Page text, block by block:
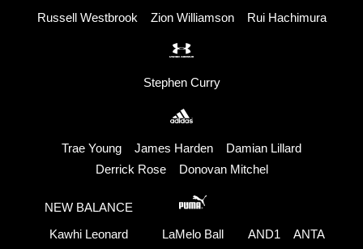
Russell Westbrook Zion Williamson Rui Hachimura
Stephen Curry
Trae Young James Harden
Damian Lillard
Derrick Rose
Donovan Mitchel
NEW BALANCE
Kawhi Leonard LaMelo Ball AND1 ANTA